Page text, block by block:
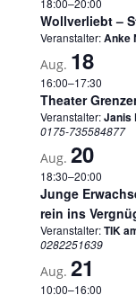
18:00–20:00
Wollverliebt –
Veranstalter:Anke
Aug. 18
16:00–17:30
Theater
Veranstalter:Janis
0175-735584877
Aug. 20
18:30–20:00
Junge
rein ins
Veranstalter:TIK
0282251639
Aug. 21
10:00–16:00